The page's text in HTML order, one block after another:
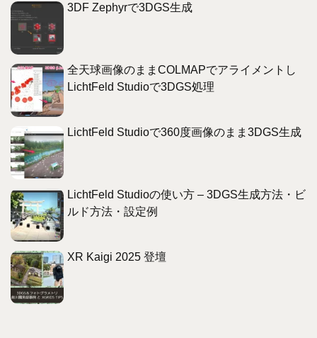
3DF Zephyrで3DGS生成
全天球画像のままCOLMAPでアライメントし
LichtFeld Studioで3DGS処理
LichtFeld Studioで360度画像のまま3DGS生成
LichtFeld Studioの使い方 – 3DGS生成方法・ビ
ルド方法・設定例
XR Kaigi 2025 登壇